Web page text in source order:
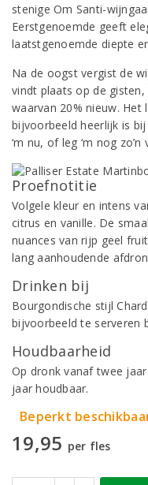
stenige Om Santi-
Eerstgenoemde geeft
laatstgenoemde diepte
Na de oogst vergist de
vindt plaats op de gisten,
waarvan 20% nieuw.
bijvoorbeeld heerlijk is
‘m nu, of leg ‘m nog
Proefnotitie
Volgele kleur en intens
citrus en vanille. De
nuances van rijp geel
lang aanhoudende
Drinken bij
Bourgondische stijl
bijvoorbeeld te serveren
Houdbaarheid
Op dronk vanaf twee
jaar houdbaar.
Beperkt
19,95 per fles